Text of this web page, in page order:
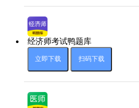
经济师考试鸭题库
立即下载 扫码下载